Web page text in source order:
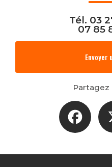
Tél. 03
07 85
Envoyer